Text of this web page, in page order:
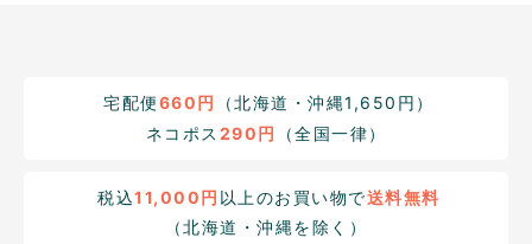
宅配便660円
（北海道・沖縄1,650円）
ネコポス 290円 （全国一律）
税込11,000円 以上のお買い物で送料無料
（北海道・沖縄を除く）